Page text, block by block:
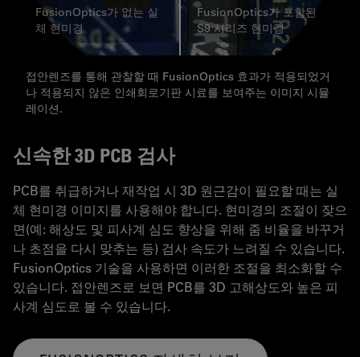
FusionOptics가 없는 실
체 현미경
FusionOptics가 포함된
S9 시리즈 현미경
접안렌즈를 통해 관찰할 때 FusionOptics 효과가 적용되었거
나 적용되지 않은 인쇄회로기판 시료를 보여주는 이미지 시뮬
레이션.
신속한 3D PCB 검사
PCB를 취급하거나 재작업 시 3D 원근감이 필요할 때는 실
체 현미경 이미지를 사용해야 합니다. 현미경의 조절이 잦으
면(예: 해상도 및 피사계 심도 향상을 위해 줌 비율을 바꾸거
나 초점을 다시 맞추는 등) 검사 속도가 느려질 수 있습니다.
FusionOptics 기술을 사용하면 이러한 조절을 최소화할 수
있습니다. 접안렌즈로 보면 PCB를 3D 고해상도와 높은 피
사계 심도로 볼 수 있습니다.